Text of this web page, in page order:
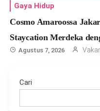
Gaya Hidup
Cosmo Amaroossa
Staycation Merdeka
Agustus 7, 2026
Cari